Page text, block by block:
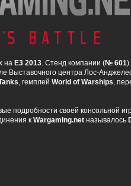
на Е3 2013. Стенд компании (№ 601)
Выставочного центра Лос-
, гемплей World of Warships,
подробности своей консольной
к Wargaming.net называлось